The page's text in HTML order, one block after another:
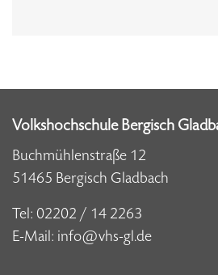
Volkshochschule Bergisch
Buchmühlenstraße 12
51465 Bergisch Gladbach
Tel: 02202 / 14 2263
E-Mail: info@vhs-gl.de